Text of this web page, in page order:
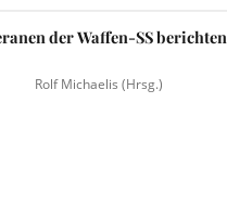
der Waffen-SS berichten
Rolf Michaelis (Hrsg.)